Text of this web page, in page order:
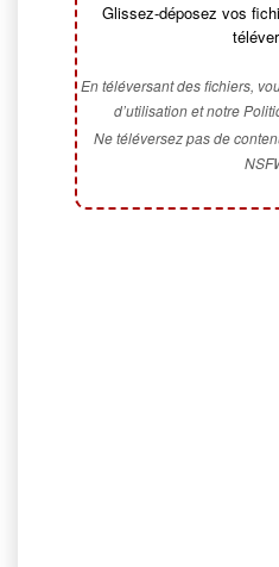
Glissez-déposez vos
En téléversant des fichiers,
d’utilisation et notre
Ne téléversez pas de